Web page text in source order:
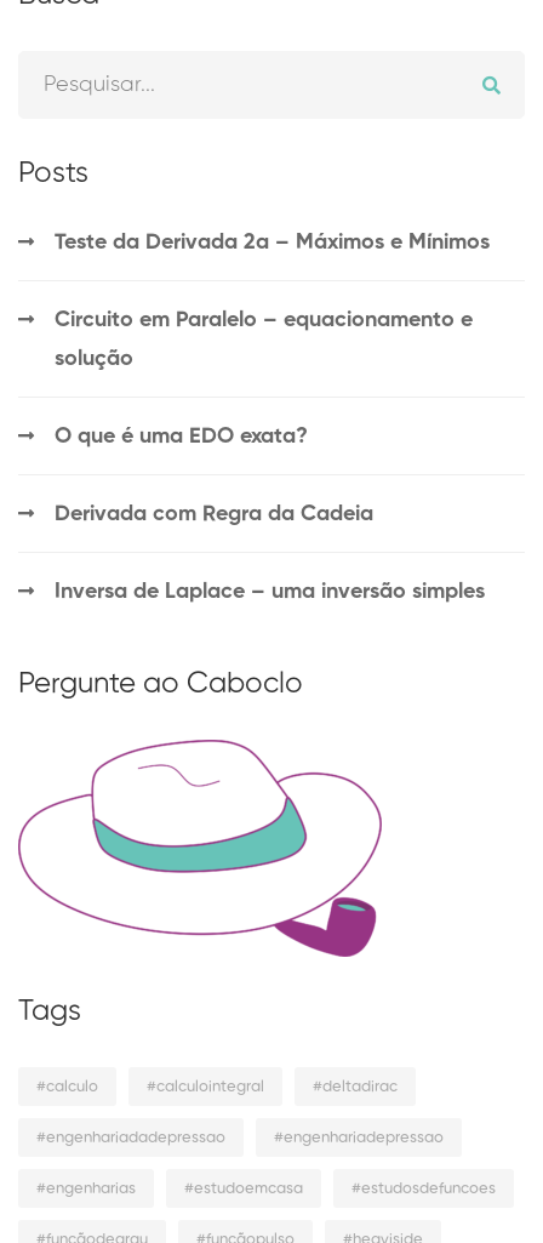
Pesquisar
Posts
Teste da Derivada 2a – Máximos e Mínimos
Circuito em Paralelo – equacionamento e
solução
O que é uma EDO exata?
Derivada com Regra da Cadeia
Inversa de Laplace – uma inversão simples
Pergunte ao Caboclo
Tags
#calculo #calculointegral #deltadirac
#engenhariadadepressao #engenhariadepressao
#engenharias #estudoemcasa #estudosdefuncoes